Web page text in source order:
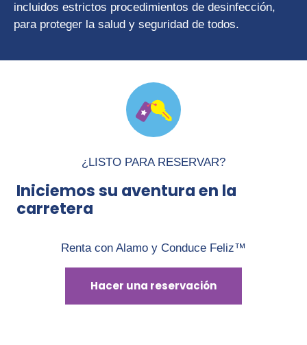
incluidos estrictos procedimientos de desinfección,
para proteger la salud y seguridad de todos.
¿LISTO PARA RESERVAR?
Iniciemos su aventura en la
carretera
Renta con Alamo y Conduce Feliz™
Hacer una reservación